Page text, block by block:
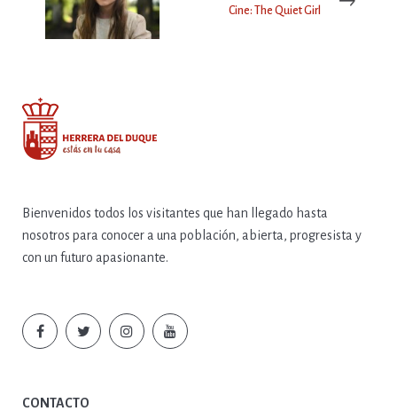
Cine: The Quiet Girl
Bienvenidos todos los visitantes que han llegado hasta
nosotros para conocer a una población, abierta, progresista y
con un futuro apasionante.
CONTACTO